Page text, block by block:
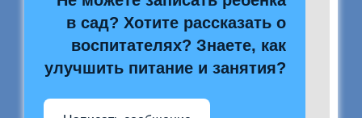
в сад? Хотите рассказать о
воспитателях? Знаете, как
улучшить питание и занятия?